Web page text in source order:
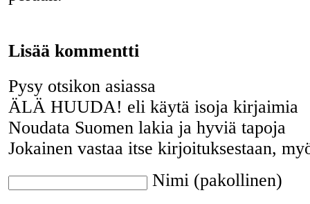
Lisää kommentti
Pysy otsikon asiassa
ÄLÄ HUUDA! eli käytä isoja kirjaimia
Noudata Suomen lakia ja hyviä tapoja
Jokainen vastaa itse kirjoituksestaan,
Nimi (pakollinen)